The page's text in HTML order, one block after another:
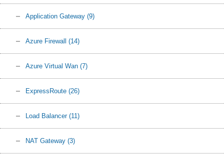
Application Gateway (9)
Azure Firewall (14)
Azure Virtual Wan (7)
ExpressRoute (26)
Load Balancer (11)
NAT Gateway (3)